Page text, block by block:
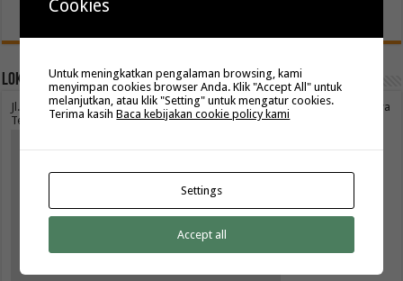
Lokasi Pabrik Batik Bagus
Jl. Tejomoyo Selatan No.15, Panularan, Kec. Laweyan, Kota Surakarta, Jawa
Tengah 57149 (Maps : Pabrik Batik Bagus)
Your settings may be preventing you from
seeing this content. Most likely you have
Experience turned off.
Cookies
Untuk meningkatkan pengalaman browsing, kami
menyimpan cookies browser Anda. Klik "Accept All" untuk
melanjutkan, atau klik "Setting" untuk mengatur cookies.
Terima kasihBaca kebijakan cookie policy kami
Settings
Accept all